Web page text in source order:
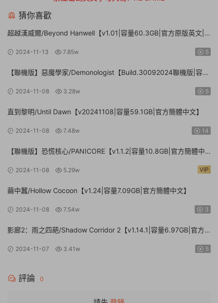
猜你喜歡
超越漢威爾/Beyond Hanwell【v1.01|容量60.3GB|官方原版英文|
2024-11-13 7.85w 5
【聯機版】惡魔學家/Demonologist【Build.30092024聯機版|容量
2024-11-08 3.28w 5
直到黎明/Until Dawn【v20241108|容量59.1GB|官方簡體中文】
2024-11-08 7.48w 14
【聯機版】恐慌核心/PANICORE【v1.1.2|容量10.8GB|官方簡體中
2024-11-08 5.29w VIP
繭中蠶/Hollow Cocoon【v1.24|容量7.09GB|官方簡體中文】
2024-11-08 7.54w 3
影廊2：雨之四葩/Shadow Corridor 2【v1.14.1|容量6.97GB|官方
2024-11-07 3.41w 5
評論 0